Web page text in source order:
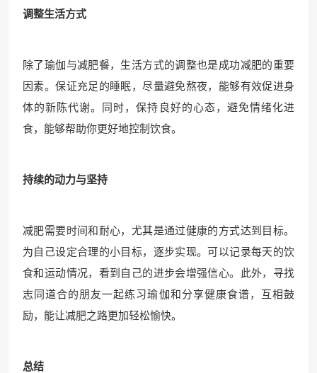
调整生活方式
除了瑜伽与减肥餐，生活方式的调整也是成功减肥的重要
因素。保证充足的睡眠，尽量避免熬夜，能够有效促进身
体的新陈代谢。同时，保持良好的心态，避免情绪化进
食，能够帮助你更好地控制饮食。
持续的动力与坚持
减肥需要时间和耐心，尤其是通过健康的方式达到目标。
为自己设定合理的小目标，逐步实现。可以记录每天的饮
食和运动情况，看到自己的进步会增强信心。此外，寻找
志同道合的朋友一起练习瑜伽和分享健康食谱，互相鼓
励，能让减肥之路更加轻松愉快。
总结